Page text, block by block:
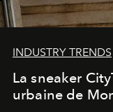
INDUSTRY TRENDS
La sneaker
urbaine de